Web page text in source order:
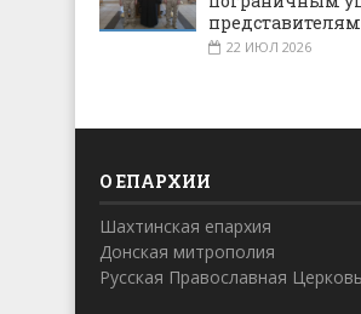
22 ИЮЛ 2026
О ЕПАРХИИ
Шахтинская епархия
Донская митрополия
Русская Православная Церковь